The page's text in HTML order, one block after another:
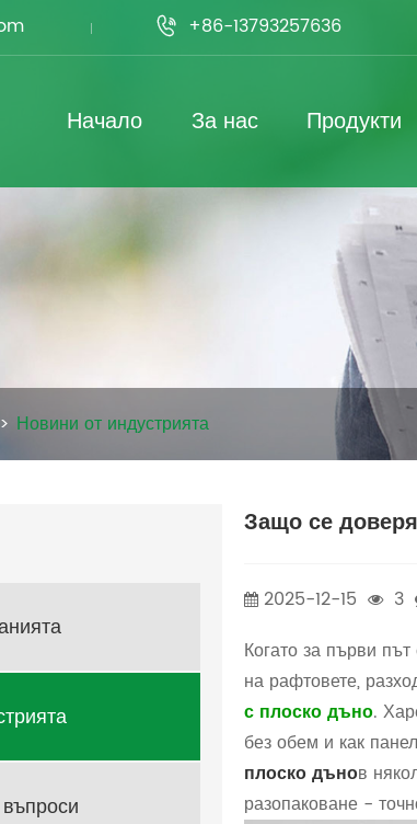
 +86-13793257636
Начало За нас Продукти
Новини от индустрията
Защо се
2025-12-15 3
Когато за първи
на рафтовете,
с плоско дъно.
без обем и как
плоско дънов
разопаковане -